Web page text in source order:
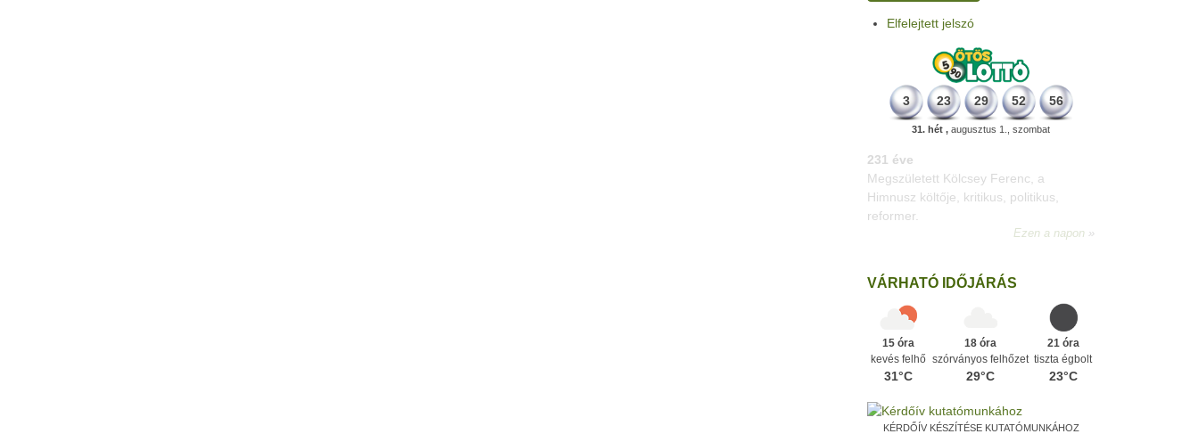
Elfelejtett jelszó
3 23 29 52 56
31. hét , augusztus 1., szombat
331 éve
Megszületett Mikes Kelemen
memoáríró, műfordító, a XVIII. századi
magyar prózairodalom legnagyobb
VÁRHATÓ IDŐJÁRÁS
15 óra
kevés felhő
31°C
18 óra
szórványos felhőzet
29°C
21 óra
tiszta égbolt
23°C
KÉRDŐÍV KÉSZÍTÉSE KUTATÓMUNKÁHOZ